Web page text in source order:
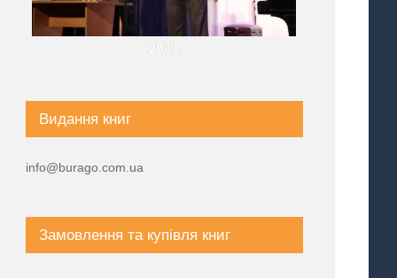
2018
Видання книг
info@burago.com.ua
Замовлення та купівля книг